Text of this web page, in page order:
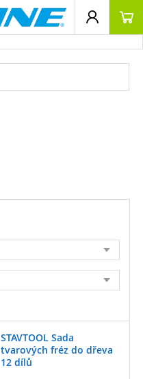
STAVTOOL Sada
tvarových fréz do dřeva
12 dílů